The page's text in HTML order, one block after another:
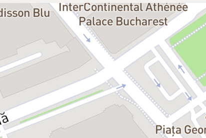
Mai multe informații
pagina oficială de
Durata: 1 oră și 40 de minute
Distribuția:
25 iunie
Fred: Mihai Gruia Sandu
Dan: Andrei Duban
Bob: Victor Bucur
Maria: Anca Turcașiu
Alba: Monica Ciuta